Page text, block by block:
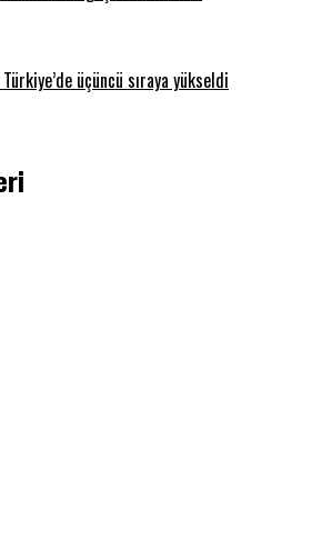
üçüncü sıraya yükseldi